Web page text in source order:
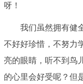
呀！
我们虽然拥有健
不好好珍惜，不努力
亮的眼睛，听不到鸟
的心里会好受呢？但